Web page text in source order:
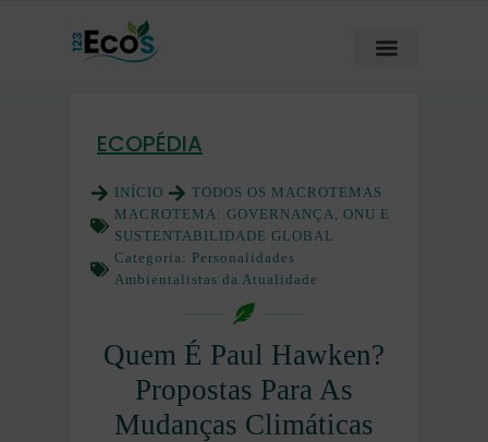
ECOPÉDIA
INÍCIO
TODOS OS MACROTEMAS
MACROTEMA: GOVERNANÇA, ONU E
SUSTENTABILIDADE GLOBAL
Categoria: Personalidades
Ambientalistas da Atualidade
Quem É Paul Hawken?
Propostas Para As
Mudanças Climáticas